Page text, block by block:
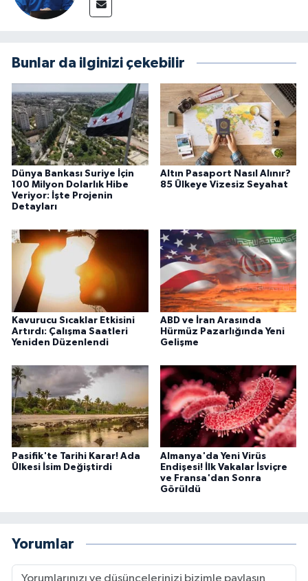
Bunlar da ilginizi çekebilir
Dünya Bankası Suriye İçin
100 Milyon Dolarlık Hibe
Veriyor: İşte Projenin
Detayları
Altın Pasaport Nasıl Alınır?
85 Ülkeye Vizesiz Seyahat
Kavurucu Sıcaklar Etkisini
Artırdı: Çalışma Saatleri
Yeniden Düzenlendi
ABD ve İran Arasında
Hürmüz Pazarlığında Yeni
Gelişme
Pasifik'te Tarihi Karar! Ada
Ülkesi İsim Değiştirdi
Almanya'da Yeni Virüs
Endişesi! İlk Vakalar İsviçre
ve Fransa'dan Sonra
Görüldü
Yorumlar